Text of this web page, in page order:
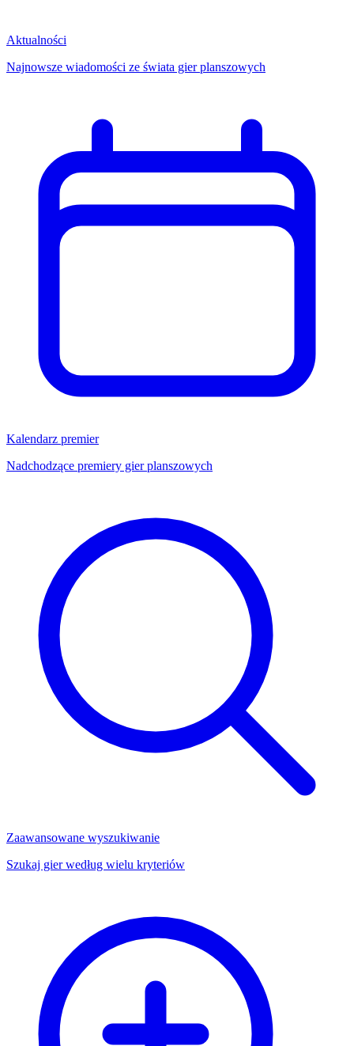
Aktualności
Najnowsze wiadomości ze świata gier planszowych
Kalendarz premier
Nadchodzące premiery gier planszowych
Zaawansowane wyszukiwanie
Szukaj gier według wielu kryteriów